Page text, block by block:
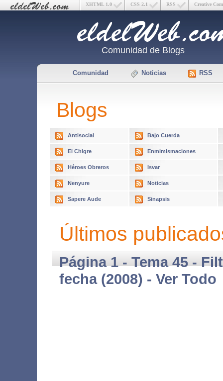
Creative
RSS
CSS 2.1
XHTML 1.0
Comunidad de Blogs
Comunidad Noticias RSS
Blogs
Antisocial Bajo Cuerda
El Chigre Enmimismaciones
Héroes Obreros Isvar
Nenyure Noticias
Sapere Aude Sinapsis
Últimos
Página 1 - Tema 45 -
fecha (2008) - Ver Todo